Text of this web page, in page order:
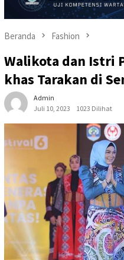
Beranda Fashion
Walikota dan Istri
khas Tarakan di
Admin
Juli 10, 2023
1023 Dilihat